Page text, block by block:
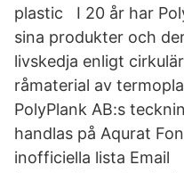
plastic I 20 år har
sina produkter och
livskedja enligt
råmaterial av
PolyPlank AB:s
handlas på Aqurat
inofficiella lista Email